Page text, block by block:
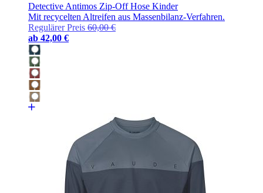
Detective Antimos Zip-Off Hose Kinder
Mit recycelten Altreifen aus Massenbilanz-Verfahren.
Regulärer Preis 60,00 €
ab 42,00 €